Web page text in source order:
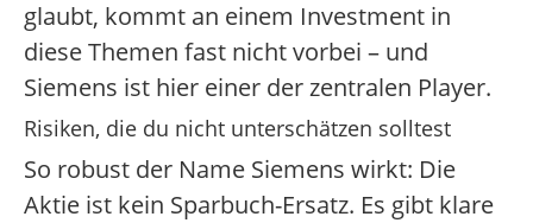
glaubt, kommt an einem Investment in
diese Themen fast nicht vorbei – und
Siemens ist hier einer der zentralen Player.
Risiken, die du nicht unterschätzen solltest
So robust der Name Siemens wirkt: Die
Aktie ist kein Sparbuch-Ersatz. Es gibt klare